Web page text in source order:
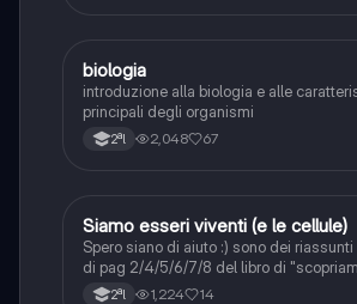
Scienze
biologia
introduzione alla biologia e alle
principali degli organismi
2ªl 2,048 67
Scienze
Siamo esseri viventi (e le cellule)
Spero siano di aiuto :) sono dei
di pag 2/4/5/6/7/8 del libro di
biologia"della Zanichelli.
2ªl 1,224 14